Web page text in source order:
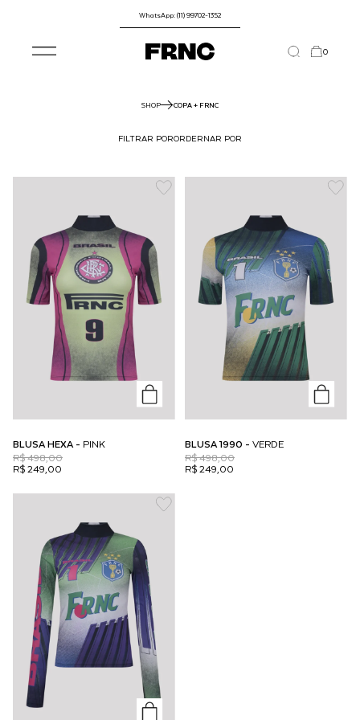
WhatsApp: (11) 99702-1352
0
SHOP COPA + FRNC
FILTRAR PORORDERNAR POR
BLUSA HEXA - PINK
R$ 249,00
R$ 498,00
BLUSA 1990 - VERDE
R$ 249,00
R$ 498,00